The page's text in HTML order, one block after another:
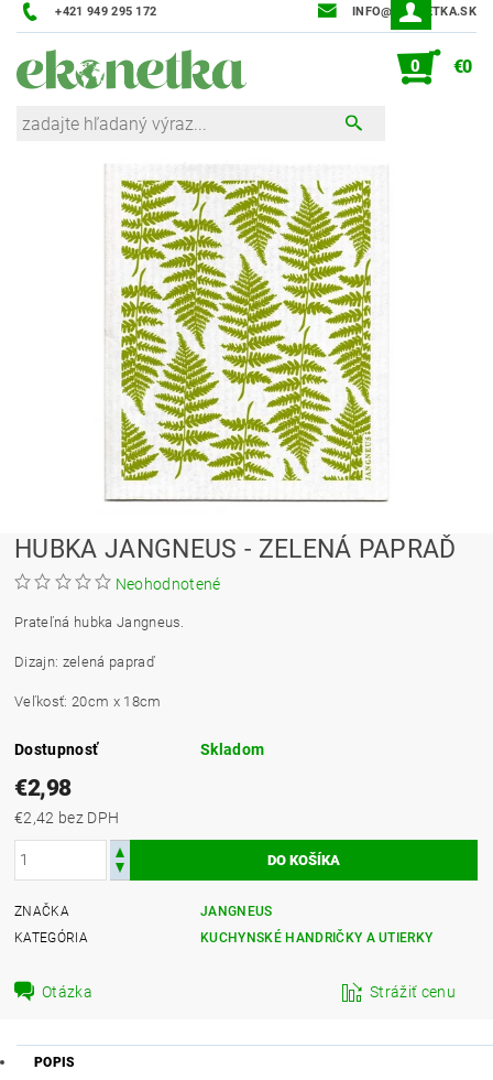
+421 949 295 172 INFO@EKONETKA.SK
0 €0
HUBKA JANGNEUS - ZELENÁ PAPRAĎ
Neohodnotené
Prateľná hubka Jangneus.
Dizajn: zelená papraď
Veľkosť: 20cm x 18cm
Dostupnosť Skladom
€2,98
€2,42 bez DPH
ZNAČKA
JANGNEUS
KATEGÓRIA
KUCHYNSKÉ HANDRIČKY A UTIERKY
Otázka Strážiť cenu
POPIS